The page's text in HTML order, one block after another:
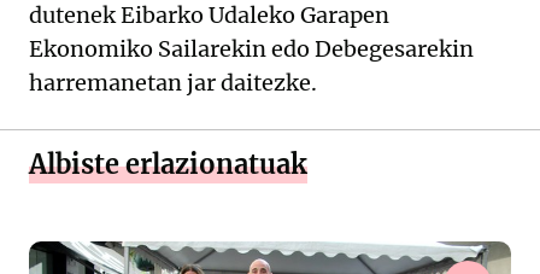
dutenek Eibarko Udaleko Garapen
Ekonomiko Sailarekin edo Debegesarekin
harremanetan jar daitezke.
Albiste erlazionatuak